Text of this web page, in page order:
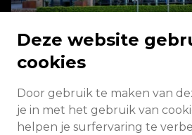
Energieweg 2 3771 NA
Deze website
cookies
Door gebruik te maken van
je in met het gebruik van
helpen je surfervaring te